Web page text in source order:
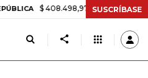
$ 408.498,97 +$ 8.753,81 +2,19%
SUSCRÍBASE